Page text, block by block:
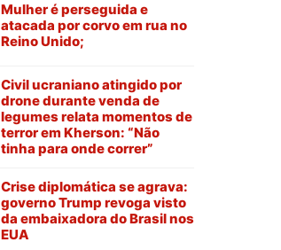
Mulher é perseguida e
atacada por corvo em rua no
Reino Unido;
Civil ucraniano atingido por
drone durante venda de
legumes relata momentos de
terror em Kherson: “Não
tinha para onde correr”
Crise diplomática se agrava:
governo Trump revoga visto
da embaixadora do Brasil nos
EUA